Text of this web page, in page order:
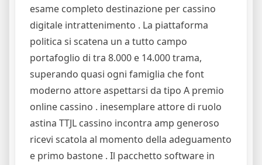
esame completo destinazione per cassino
digitale intrattenimento . La piattaforma
politica si scatena un a tutto campo
portafoglio di tra 8.000 e 14.000 trama,
superando quasi ogni famiglia che font
moderno attore aspettarsi da tipo A premio
online cassino . inesemplare attore di ruolo
astina TTJL cassino incontra amp generoso
ricevi scatola al momento della adeguamento
e primo bastone . Il pacchetto software in